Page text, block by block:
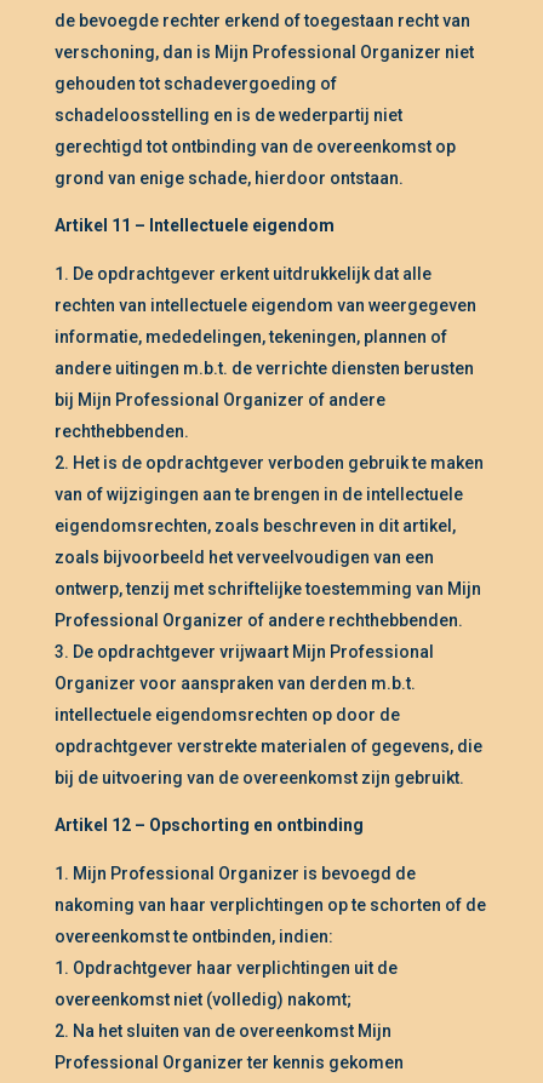
de bevoegde rechter erkend of toegestaan recht van
verschoning, dan is Mijn Professional Organizer niet
gehouden tot schadevergoeding of
schadeloosstelling en is de wederpartij niet
gerechtigd tot ontbinding van de overeenkomst op
grond van enige schade, hierdoor ontstaan.
Artikel 11 – Intellectuele eigendom
De opdrachtgever erkent uitdrukkelijk dat alle
rechten van intellectuele eigendom van weergegeven
informatie, mededelingen, tekeningen, plannen of
andere uitingen m.b.t. de verrichte diensten berusten
bij Mijn Professional Organizer of andere
rechthebbenden.
Het is de opdrachtgever verboden gebruik te maken
van of wijzigingen aan te brengen in de intellectuele
eigendomsrechten, zoals beschreven in dit artikel,
zoals bijvoorbeeld het verveelvoudigen van een
ontwerp, tenzij met schriftelijke toestemming van Mijn
Professional Organizer of andere rechthebbenden.
De opdrachtgever vrijwaart Mijn Professional
Organizer voor aanspraken van derden m.b.t.
intellectuele eigendomsrechten op door de
opdrachtgever verstrekte materialen of gegevens, die
bij de uitvoering van de overeenkomst zijn gebruikt.
Artikel 12 – Opschorting en ontbinding
Mijn Professional Organizer is bevoegd de
nakoming van haar verplichtingen op te schorten of de
overeenkomst te ontbinden, indien:
Opdrachtgever haar verplichtingen uit de
overeenkomst niet (volledig) nakomt;
Na het sluiten van de overeenkomst Mijn
Professional Organizer ter kennis gekomen